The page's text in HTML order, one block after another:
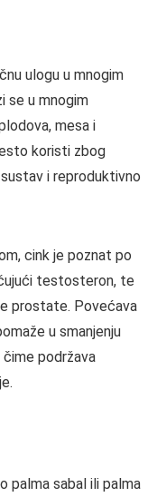
ulogu u mnogim
se u mnogim
mesa i
koristi zbog
i reproduktivno
cink je poznat po
testosteron, te
prostate. Povećava
u smanjenju
podržava
palma sabal ili palma